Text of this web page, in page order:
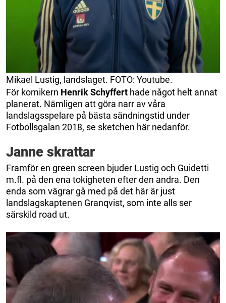
Mikael Lustig, landslaget. FOTO: Youtube.
För komikern Henrik Schyffert hade något helt annat
planerat. Nämligen att göra narr av våra
landslagsspelare på bästa sändningstid under
Fotbollsgalan 2018, se sketchen här nedanför.
Janne skrattar
Framför en green screen bjuder Lustig och Guidetti
m.fl. på den ena tokigheten efter den andra. Den
enda som vägrar gå med på det här är just
landslagskaptenen Granqvist, som inte alls ser
särskild road ut.